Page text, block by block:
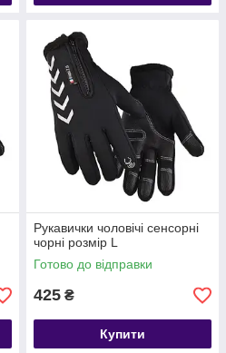
Рукавички чоловічі сенсорні
чорні розмір L
Готово до відправки
425 ₴
Купити